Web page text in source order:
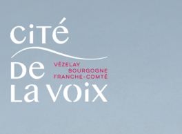
Skip
content